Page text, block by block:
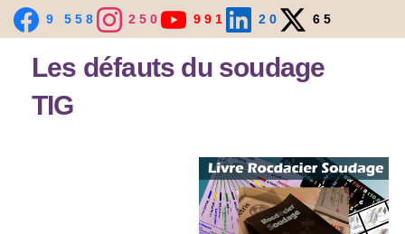
9 558 250 991 20 65
Les défauts du soudage
TIG